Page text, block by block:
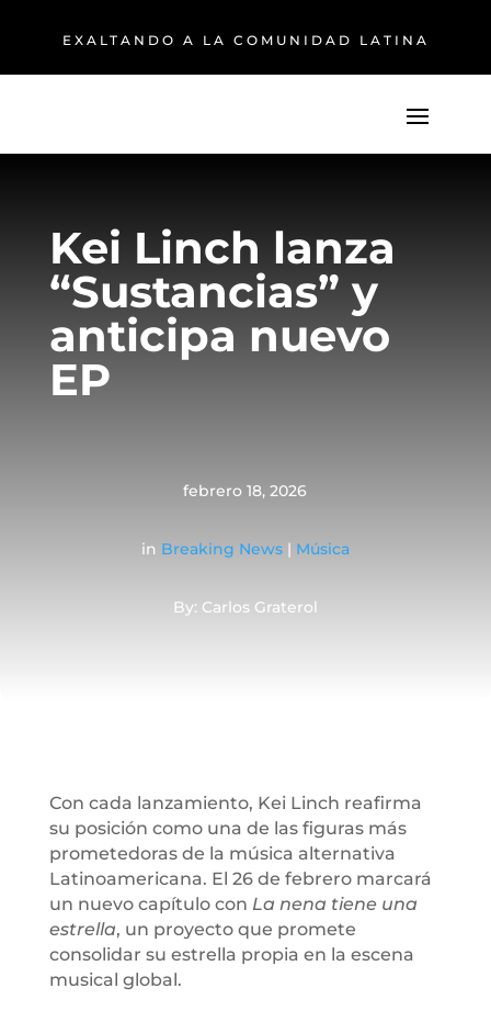
EXALTANDO A LA COMUNIDAD LATINA
Kei Linch lanza
“Sustancias” y
anticipa nuevo
EP
febrero 18, 2026
in Breaking News| Música
By: Carlos Graterol
Con cada lanzamiento, Kei Linch reafirma
su posición como una de las figuras más
prometedoras de la música alternativa
Latinoamericana. El 26 de febrero marcará
un nuevo capítulo con La nena tiene una
estrella, un proyecto que promete
consolidar su estrella propia en la escena
musical global.